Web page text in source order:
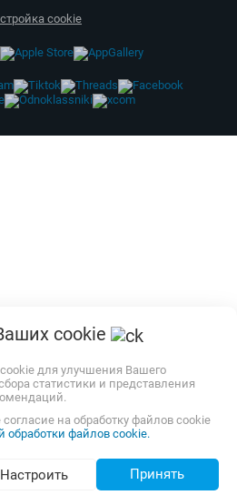
cookie
cookie
для улучшения Вашего
статистики и представления
на обработку файлов cookie
обработки файлов cookie.
Настроить Принять